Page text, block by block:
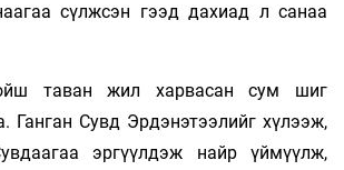
сүлжсэн гээд дахиад л санаа
таван жил харвасан сум шиг
Ганган Сувд Эрдэнэтээлийг хүлээж,
эргүүлдэж найр үймүүлж,